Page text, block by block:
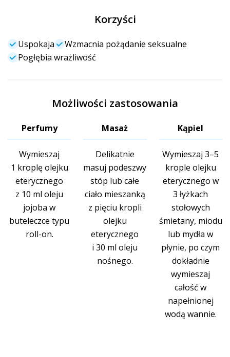
Korzyści
Uspokaja
Wzmacnia pożądanie seksualne
Pogłębia wrażliwość
Możliwości zastosowania
Perfumy
Wymieszaj
1 kroplę olejku
eterycznego
z 10 ml oleju
jojoba w
buteleczce typu
roll-on.
Masaż
Delikatnie
masuj podeszwy
stóp lub całe
ciało mieszanką
z pięciu kropli
olejku
eterycznego
i 30 ml oleju
nośnego.
Kąpiel
Wymieszaj 3–5
krople olejku
eterycznego w
3 łyżkach
stołowych
śmietany, miodu
lub mydła w
płynie, po czym
dokładnie
wymieszaj
całość w
napełnionej
wodą wannie.